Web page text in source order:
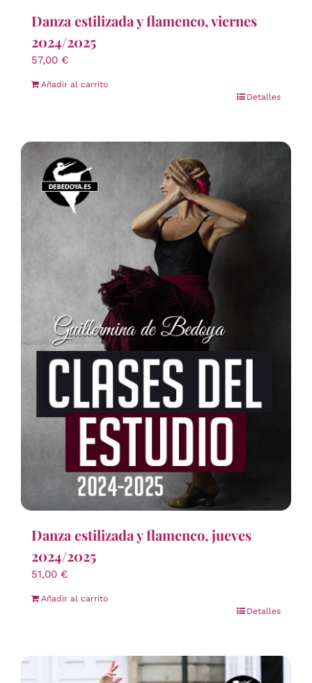
Danza estilizada y flamenco, viernes
2024/2025
57,00 €
Añadir al carrito
Detalles
Danza estilizada y flamenco, jueves
2024/2025
51,00 €
Añadir al carrito
Detalles